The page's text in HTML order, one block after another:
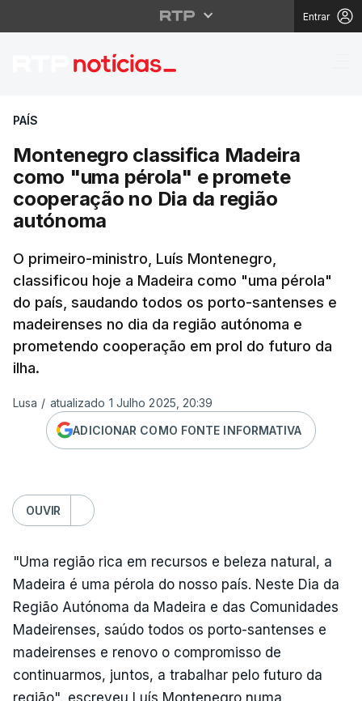
Entrar
Montenegro
PAÍS
Montenegro classifica Madeira
como "uma pérola" e promete
cooperação no Dia da região
autónoma
O primeiro-ministro, Luís Montenegro,
classificou hoje a Madeira como "uma pérola"
do país, saudando todos os porto-santenses e
madeirenses no dia da região autónoma e
prometendo cooperação em prol do futuro da
ilha.
Lusa / atualizado 1 Julho 2025, 20:39
ADICIONAR COMO FONTE INFORMATIVA
OUVIR
"Uma região rica em recursos e beleza natural, a
Madeira é uma pérola do nosso país. Neste Dia da
Região Autónoma da Madeira e das Comunidades
Madeirenses, saúdo todos os porto-santenses e
madeirenses e renovo o compromisso de
continuarmos, juntos, a trabalhar pelo futuro da
região", escreveu Luís Montenegro numa